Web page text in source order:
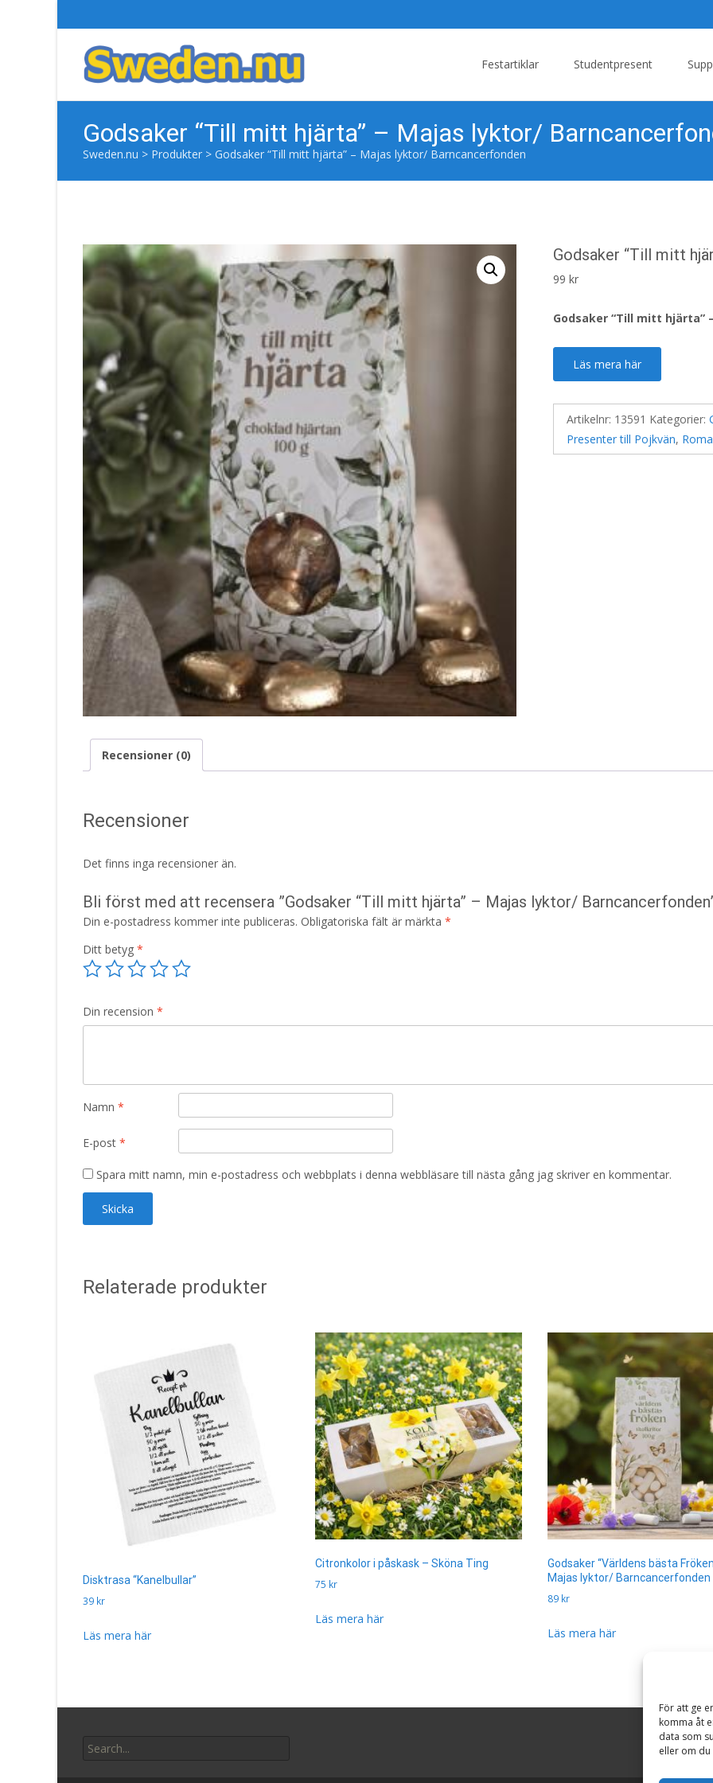
För att ge
komma åt
data som
eller om
Festartiklar Studentpresent
Godsaker “Till mitt hjärta” – Majas lyktor/
Sweden.nu > Produkter > Godsaker “Till mitt hjärta” – Majas lyktor/ Barncancerfonden
Godsaker “Till mitt
99 kr
Godsaker “Till mitt hjärta”
Läs mera här
Artikelnr: 13591 Kategorier:
Presenter till Pojkvän,
Recensioner (0)
Recensioner
Det finns inga recensioner än.
Bli först med att recensera ”Godsaker “Till mitt hjärta” – Majas lyktor/
Din e-postadress kommer inte publiceras. Obligatoriska fält är märkta *
Ditt betyg *
Din recension *
Namn *
E-post *
Spara mitt namn, min e-postadress och webbplats i denna webbläsare till nästa gång jag skriver en kommentar.
Relaterade produkter
Disktrasa “Kanelbullar”
39 kr
Läs mera här
Citronkolor i påskask – Sköna Ting
75 kr
Läs mera här
Godsaker “Världens bästa
Majas lyktor/ Barncancerfonden
89 kr
Läs mera här
for: